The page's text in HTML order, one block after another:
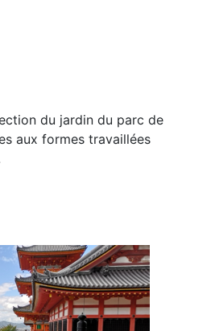
du jardin du parc de
aux formes travaillées